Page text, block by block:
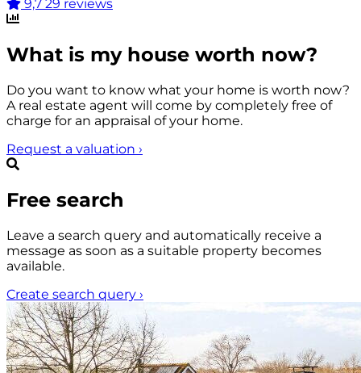
9,7 29 reviews
What is my house worth now?
Do you want to know what your home is worth now?
A real estate agent will come by completely free of
charge for an appraisal of your home.
Request a valuation ›
Free search
Leave a search query and automatically receive a
message as soon as a suitable property becomes
available.
Create search query ›